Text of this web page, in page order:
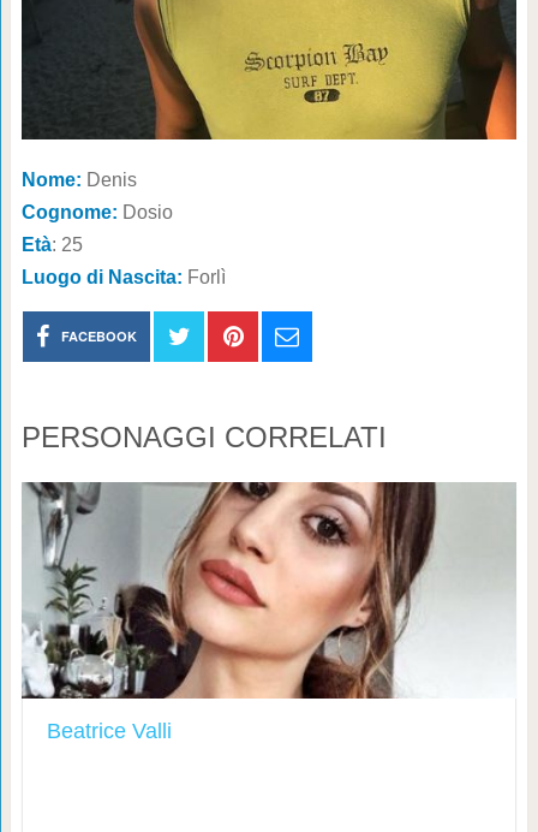
Nome: Denis
Cognome: Dosio
Età: 25
Luogo di Nascita: Forlì
FACEBOOK
PERSONAGGI CORRELATI
Beatrice Valli